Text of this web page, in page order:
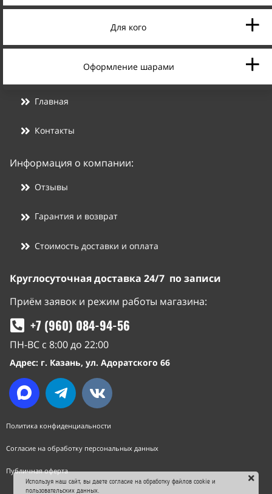
Для кого
Оформление шарами
Главная
Контакты
Информация о компании:
Отзывы
Гарантия и возврат
Стоимость доставки и оплата
Круглосуточная доставка 24/7 по записи
Приём заявок и режим работы магазина:
+7 (960) 084-94-56
ПН-ВС с 8:00 до 22:00
Адрес: г. Казань, ул. Адоратского 66
Политика конфиденциальности
Согласие на обработку персональных данных
Публичная оферта
Используя наш сайт, вы даете согласие на обработку файлов cookie и
пользовательских данных.